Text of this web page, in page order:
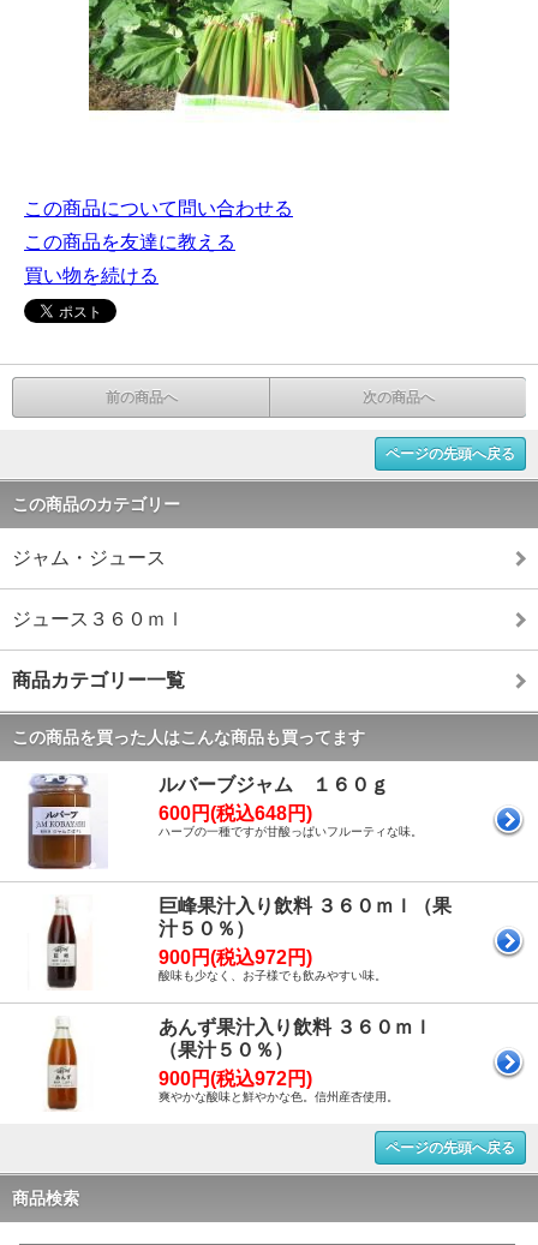
この商品について問い合わせる
この商品を友達に教える
買い物を続ける
前の商品へ 次の商品へ
ページの先頭へ戻る
この商品のカテゴリー
ジャム・ジュース
ジュース３６０ｍｌ
商品カテゴリー一覧
この商品を買った人はこんな商品も買ってます
ルバーブジャム １６０ｇ
600円(税込648円)
ハーブの一種ですが甘酸っぱいフルーティな味。
巨峰果汁入り飲料 ３６０ｍｌ（果
汁５０％）
900円(税込972円)
酸味も少なく、お子様でも飲みやすい味。
あんず果汁入り飲料 ３６０ｍｌ
（果汁５０％）
900円(税込972円)
爽やかな酸味と鮮やかな色。信州産杏使用。
ページの先頭へ戻る
商品検索